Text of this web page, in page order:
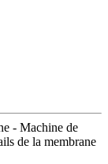
- Machine de
de la membrane